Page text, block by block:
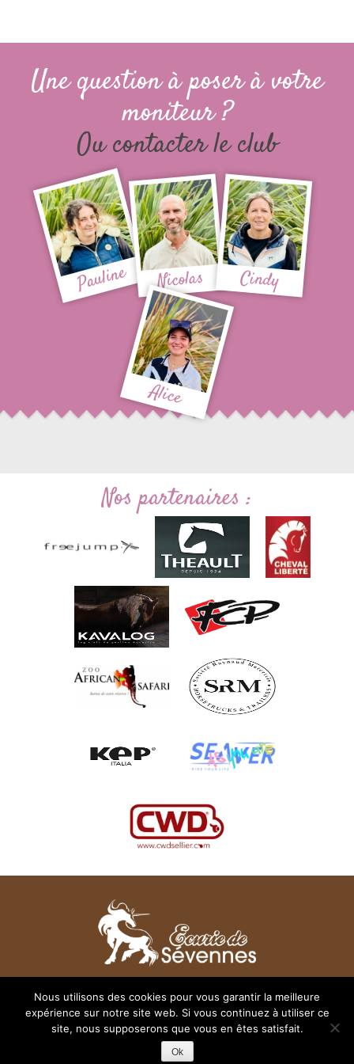
Une question à poser à votre
moniteur ?
Ou contacter le club
Pauline Nicolas Cindy
Alice
Nos partenaires :
(rocade sortie « La Salvetat Saint Gilles)
Tél. : 05 61 11 19 16
Ecurie de Sevennes
Nous utilisons des cookies pour vous garantir la meilleure
expérience sur notre site web. Si vous continuez à utiliser ce
site, nous supposerons que vous en êtes satisfait.
Ok